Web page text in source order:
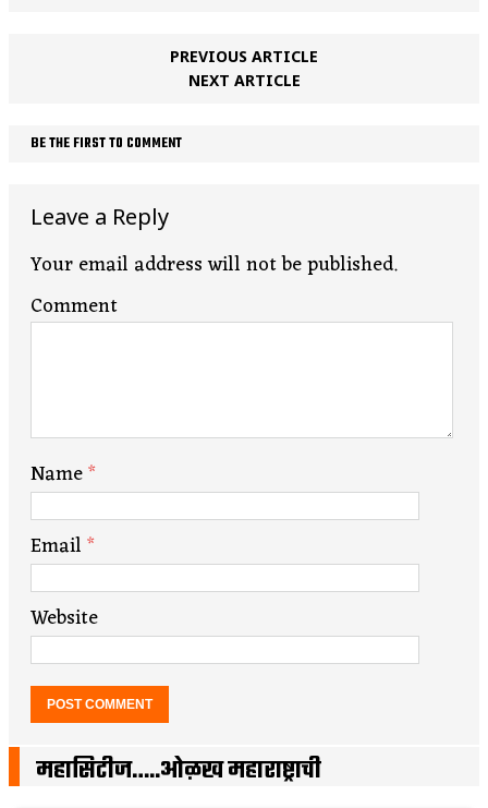
PREVIOUS ARTICLE
NEXT ARTICLE
BE THE FIRST TO COMMENT
Leave a Reply
Your email address will not be published.
Comment
Name*
Email*
Website
महासिटीज…..ओळख महाराष्ट्राची